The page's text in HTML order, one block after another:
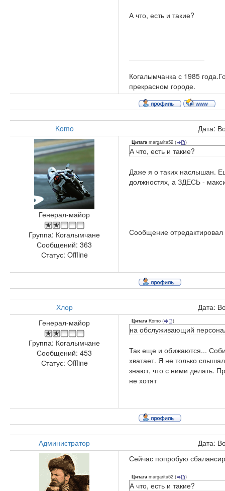
А что, есть и такие?
Когалымчанка с 1985
прекрасном городе.
Komo Дата:
Генерал-майор
Группа: Когалымчане
Сообщений: 363
Статус: Offline
Цитата margarita52 ( )
А что, есть и такие?
Даже я о таких наслышан.
должностях, а ЗДЕСЬ -
Сообщение отредактировал
Хлор
Дата:
Генерал-майор
Группа: Когалымчане
Сообщений: 453
Статус: Offline
Цитата Komo ( )
на обслуживающий
Так еще и обижаются...
хватает. Я не только
знают, что с ними делать.
не хотят
Администратор Дата:
Сейчас попробую
Цитата margarita52 ( )
А что, есть и такие?